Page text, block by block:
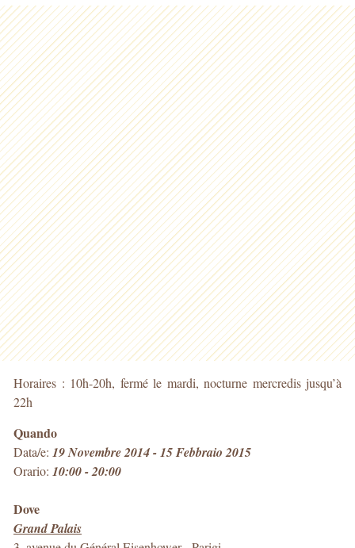
Horaires : 10h-20h, fermé le mardi, nocturne mercredis jusqu’à
22h
Quando
Data/e: 19 Novembre 2014 - 15 Febbraio 2015
Orario: 10:00 - 20:00
Dove
Grand Palais